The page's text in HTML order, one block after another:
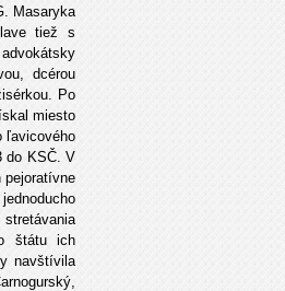
Masaryka
tiež s
dcérou
Po
miesto
ľavicového
do KSČ. V
pejoratívne
stretávania
štátu ich
navštívila